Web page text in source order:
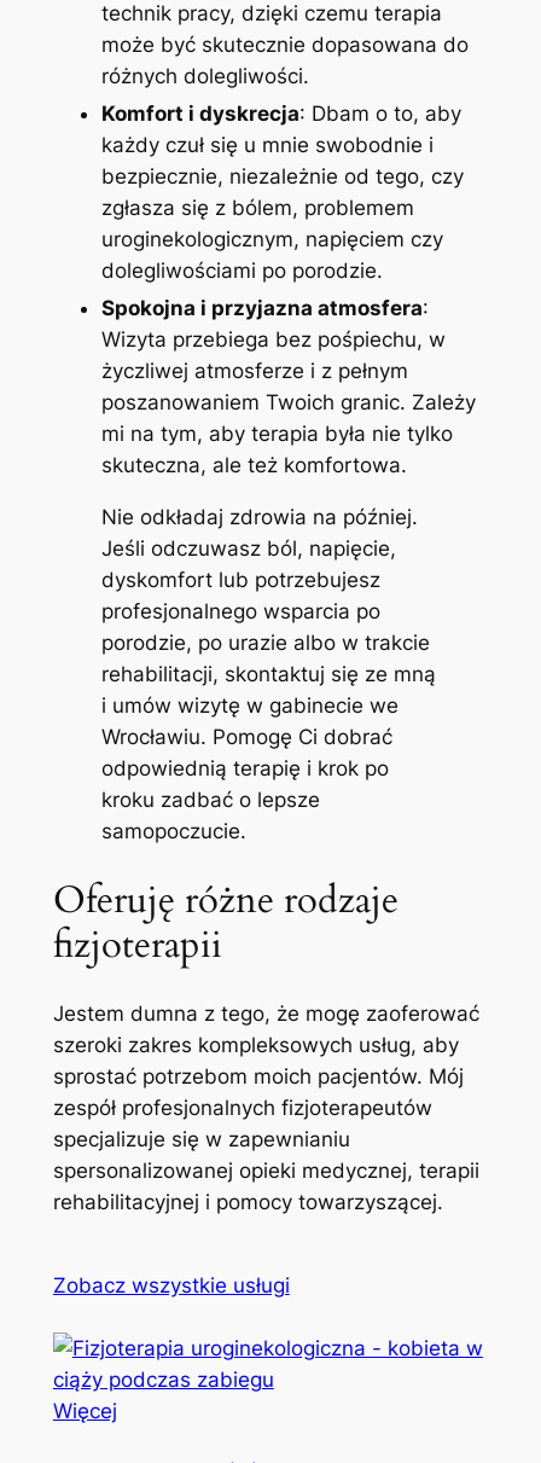
technik pracy, dzięki czemu terapia
może być skutecznie dopasowana do
różnych dolegliwości.
Komfort i dyskrecja: Dbam o to, aby
każdy czuł się u mnie swobodnie i
bezpiecznie, niezależnie od tego, czy
zgłasza się z bólem, problemem
uroginekologicznym, napięciem czy
dolegliwościami po porodzie.
Spokojna i przyjazna atmosfera:
Wizyta przebiega bez pośpiechu, w
życzliwej atmosferze i z pełnym
poszanowaniem Twoich granic. Zależy
mi na tym, aby terapia była nie tylko
skuteczna, ale też komfortowa.
Nie odkładaj zdrowia na później.
Jeśli odczuwasz ból, napięcie,
dyskomfort lub potrzebujesz
profesjonalnego wsparcia po
porodzie, po urazie albo w trakcie
rehabilitacji, skontaktuj się ze mną
i umów wizytę w gabinecie we
Wrocławiu. Pomogę Ci dobrać
odpowiednią terapię i krok po
kroku zadbać o lepsze
samopoczucie.
Oferuję różne rodzaje
fizjoterapii
Jestem dumna z tego, że mogę zaoferować
szeroki zakres kompleksowych usług, aby
sprostać potrzebom moich pacjentów. Mój
zespół profesjonalnych fizjoterapeutów
specjalizuje się w zapewnianiu
spersonalizowanej opieki medycznej, terapii
rehabilitacyjnej i pomocy towarzyszącej.
Zobacz wszystkie usługi
Więcej